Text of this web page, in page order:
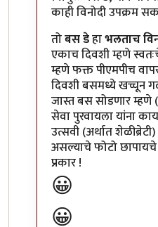
काही विनोदी उपक्रम
तोबस डेहाभलताच
एकाच दिवशी म्हणे
म्हणे फक्त पीएमपीच
दिवशी बसमध्ये खच्चून
जास्त बस सोडणार म्हणे
सेवा पुरवायला यांना
उत्सवी (अर्थात
असल्याचे फोटो
प्रकार !
😀
😀